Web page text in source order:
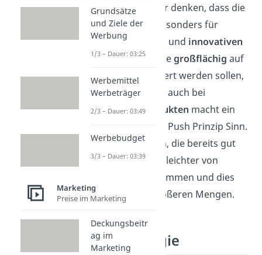
Jetzt kannst du dir denken, dass die
Push Strategie besonders für
Firmen mit
und innovativen
Produkten,welchegroßflächig auf
dem
Markt platziert werden sollen,
geeignet ist. Aber auch bei
etablierten Produkten macht ein
Vertrieb über das Push Prinzip Sinn.
So werden Waren, die bereits gut
verkauft werden, leichter von
Händlern angenommen und dies
auch gleich in größeren Mengen.
Pull Strategie
Grundsätze
und Ziele der
Werbung
1/3 – Dauer: 03:25
Werbemittel
Werbeträger
2/3 – Dauer: 03:49
Werbebudget
3/3 – Dauer: 03:39
Marketing
Preise im Marketing
Deckungsbeitr
ag im
Marketing